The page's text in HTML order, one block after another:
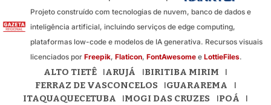
Projeto construído com tecnologias de nuvem, banco de dados e
inteligência artificial, incluindo serviços de edge computing,
plataformas low-code e modelos de IA generativa. Recursos visuais
licenciados por Freepik, Flaticon, FontAwesomee LottieFiles.
ALTO TIETÊ ARUJÁ
BIRITIBA MIRIM
FERRAZ DE VASCONCELOS
GUARAREMA
ITAQUAQUECETUBA
MOGI DAS CRUZES POÁ